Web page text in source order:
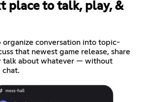
place to talk, play, &
organize conversation into topic-
that newest game release, share
talk about whatever — without